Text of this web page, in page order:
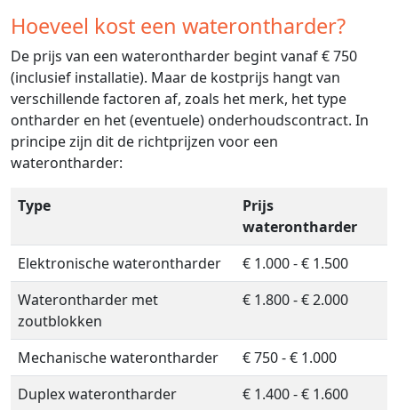
Hoeveel kost een waterontharder?
De prijs van een waterontharder begint vanaf € 750
(inclusief installatie). Maar de kostprijs hangt van
verschillende factoren af, zoals het merk, het type
ontharder en het (eventuele) onderhoudscontract. In
principe zijn dit de richtprijzen voor een
waterontharder:
Type
Prijs
waterontharder
Elektronische waterontharder
€ 1.000 - € 1.500
Waterontharder met
zoutblokken
€ 1.800 - € 2.000
Mechanische waterontharder
€ 750 - € 1.000
Duplex waterontharder
€ 1.400 - € 1.600